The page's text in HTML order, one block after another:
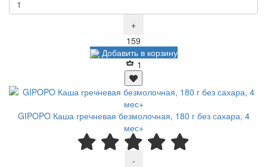
+
159
Добавить в корзину
1
GIPOPO Каша гречневая безмолочная, 180 г без сахара, 4
мес+
-